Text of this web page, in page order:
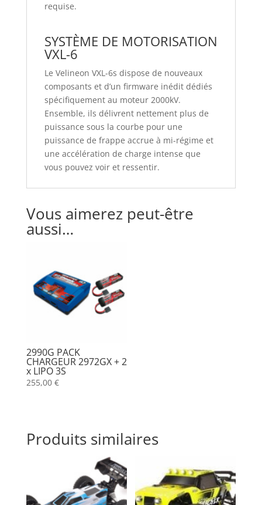
requise.
SYSTÈME DE MOTORISATION
VXL-6
Le Velineon VXL-6s dispose de nouveaux
composants et d’un firmware inédit dédiés
spécifiquement au moteur 2000kV.
Ensemble, ils délivrent nettement plus de
puissance sous la courbe pour une
puissance de frappe accrue à mi-régime et
une accélération de charge intense que
vous pouvez voir et ressentir.
Vous aimerez peut-être
aussi…
2990G PACK
CHARGEUR 2972GX + 2
x LIPO 3S
255,00 €
Produits similaires